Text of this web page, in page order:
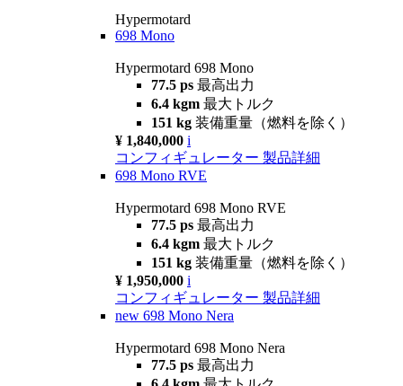
Hypermotard
698 Mono
Hypermotard 698 Mono
77.5 ps 最高出力
6.4 kgm 最大トルク
151 kg 装備重量（燃料を除く）
¥ 1,840,000 i
コンフィギュレーター 製品詳細
698 Mono RVE
Hypermotard 698 Mono RVE
77.5 ps 最高出力
6.4 kgm 最大トルク
151 kg 装備重量（燃料を除く）
¥ 1,950,000 i
コンフィギュレーター 製品詳細
new 698 Mono Nera
Hypermotard 698 Mono Nera
77.5 ps 最高出力